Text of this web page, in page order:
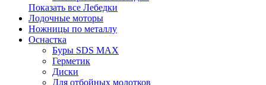
Показать все Лебедки
Лодочные моторы
Ножницы по металлу
Оснастка
Буры SDS MAX
Герметик
Диски
Для отбойных молотков